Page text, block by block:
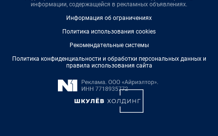
информации, содержащейся в рекламных объявлениях.
Информация об ограничениях
Политика использования cookies
Рекомендательные системы
Политика конфиденциальности и обработки персональных данных и
правила использования сайта